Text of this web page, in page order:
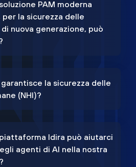
PAM moderna
la sicurezza delle
nuova generazione, può
la sicurezza delle
(NHI)?
Idira può aiutarci
agenti di AI nella nostra